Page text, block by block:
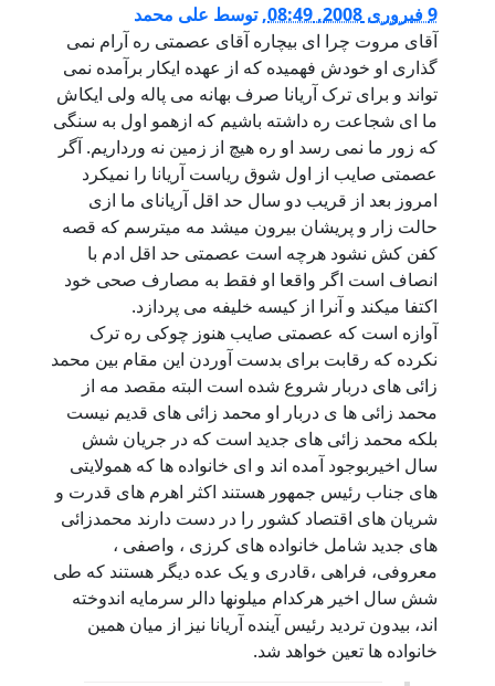
9 فبروری 2008, 08:49 ,توسط علی محمد
آقای مروت چرا ای بیچاره آقای عصمتی ره آرام نمی
گذاری او خودش فهمیده که از عهده ایکار برآمده نمی
تواند و برای ترک آریانا صرف بهانه می پاله ولی ایکاش
ما ای شجاعت ره داشته باشیم که ازهمو اول به سنگی
که زور ما نمی رسد او ره هیچ از زمین نه ورداریم. آگر
عصمتی صایب از اول شوق ریاست آریانا را نمیکرد
امروز بعد از قریب دو سال حد اقل آریانای ما ازی
حالت زار و پریشان بیرون میشد مه میترسم که قصه
کفن کش نشود هرچه است عصمتی حد اقل ادم با
انصاف است اگر واقعا او فقط به مصارف صحی خود
اکتفا میکند و آنرا از کیسه خلیفه می پردازد.
آوازه است که عصمتی صایب هنوز چوکی ره ترک
نکرده که رقابت برای بدست آوردن این مقام بین محمد
زائی های دربار شروع شده است البته مقصد مه از
محمد زائی ها ی دربار او محمد زائی های قدیم نیست
بلکه محمد زائی های جدید است که در جریان شش
سال اخیربوجود آمده اند و ای خانواده ها که همولایتی
های جناب رئیس جمهور هستند اکثر اهرم های قدرت و
شریان های اقتصاد کشور را در دست دارند محمدزائی
های جدید شامل خانواده های کرزی ، واصفی ،
معروفی، فراهی ،قادری و یک عده دیگر هستند که طی
شش سال اخیر هرکدام میلونها دالر سرمایه اندوخته
اند، بیدون تردید رئیس آینده آریانا نیز از میان همین
خانواده ها تعین خواهد شد.